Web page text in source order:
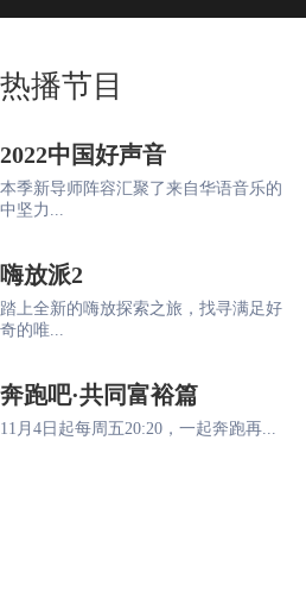
热播节目
2022中国好声音
本季新导师阵容汇聚了来自华语音乐的
中坚力...
嗨放派2
踏上全新的嗨放探索之旅，找寻满足好
奇的唯...
奔跑吧·共同富裕篇
11月4日起每周五20:20，一起奔跑再...